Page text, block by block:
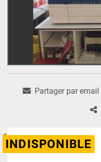
Partager par email
INDISPONIBLE